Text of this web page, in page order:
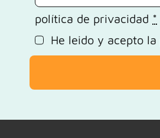
política de privacidad *
He leido y acepto la